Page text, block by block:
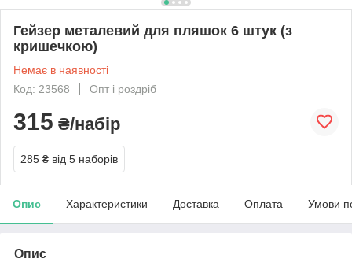
Гейзер металевий для пляшок 6 штук (з
кришечкою)
Немає в наявності
Код: 23568
Опт і роздріб
315 ₴/набір
285 ₴ від 5 наборів
Опис Характеристики Доставка Оплата Умови
Опис